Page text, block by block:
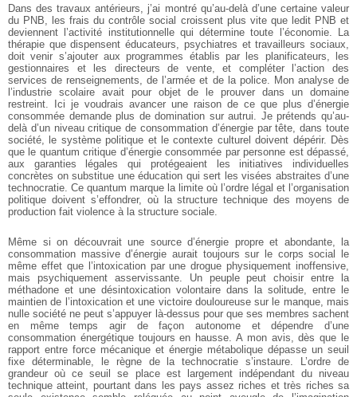
Dans des travaux antérieurs, j’ai montré qu’au-delà d’une certaine valeur
du PNB, les frais du contrôle social croissent plus vite que ledit PNB et
deviennent l’activité institutionnelle qui détermine toute l’économie. La
thérapie que dispensent éducateurs, psychiatres et travailleurs sociaux,
doit venir s’ajouter aux programmes établis par les planificateurs, les
gestionnaires et les directeurs de vente, et compléter l’action des
services de renseignements, de l’armée et de la police. Mon analyse de
l’industrie scolaire avait pour objet de le prouver dans un domaine
restreint. Ici je voudrais avancer une raison de ce que plus d’énergie
consommée demande plus de domination sur autrui. Je prétends qu’au-
delà d’un niveau critique de consommation d’énergie par tête, dans toute
société, le système politique et le contexte culturel doivent dépérir. Dès
que le quantum critique d’énergie consommée par personne est dépassé,
aux garanties légales qui protégeaient les initiatives individuelles
concrètes on substitue une éducation qui sert les visées abstraites d’une
technocratie. Ce quantum marque la limite où l’ordre légal et l’organisation
politique doivent s’effondrer, où la structure technique des moyens de
production fait violence à la structure sociale.
Même si on découvrait une source d’énergie propre et abondante, la
consommation massive d’énergie aurait toujours sur le corps social le
même effet que l’intoxication par une drogue physiquement inoffensive,
mais psychiquement asservissante. Un peuple peut choisir entre la
méthadone et une désintoxication volontaire dans la solitude, entre le
maintien de l’intoxication et une victoire douloureuse sur le manque, mais
nulle société ne peut s’appuyer là-dessus pour que ses membres sachent
en même temps agir de façon autonome et dépendre d’une
consommation énergétique toujours en hausse. A mon avis, dès que le
rapport entre force mécanique et énergie métabolique dépasse un seuil
fixe déterminable, le règne de la technocratie s’instaure. L’ordre de
grandeur où ce seuil se place est largement indépendant du niveau
technique atteint, pourtant dans les pays assez riches et très riches sa